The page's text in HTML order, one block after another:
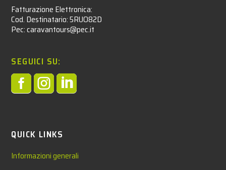
Fatturazione Elettronica:
Cod. Destinatario: 5RUO82D
Pec: caravantours@pec.it
SEGUICI SU:

QUICK LINKS
Informazioni generali